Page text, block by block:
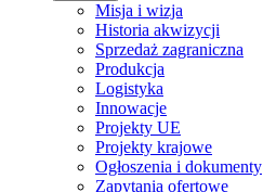
Misja i wizja
Historia akwizycji
Sprzedaż zagraniczna
Produkcja
Logistyka
Innowacje
Projekty UE
Projekty krajowe
Ogłoszenia i dokumenty
Zapytania ofertowe